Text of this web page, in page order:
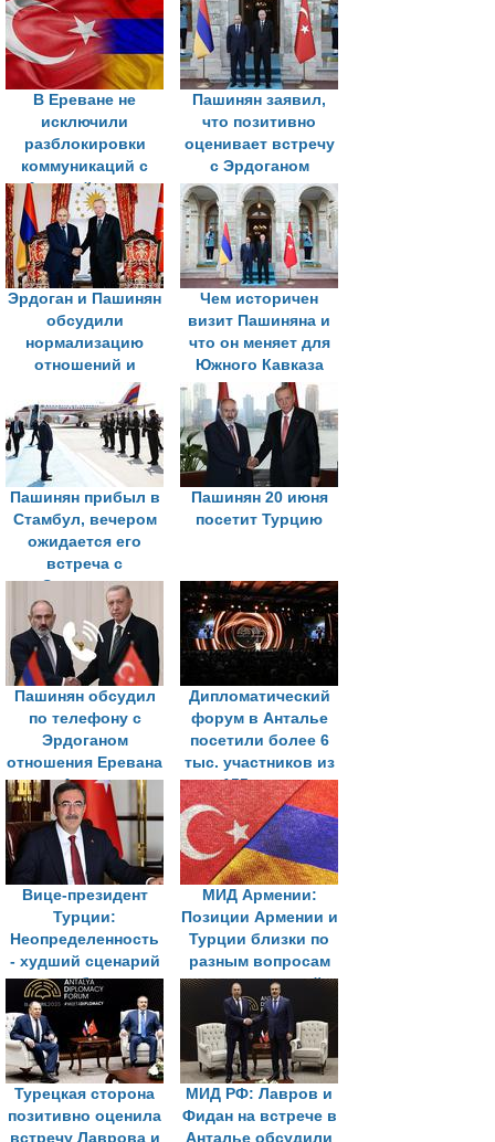
Турции
границ
В Ереване не
исключили
разблокировки
коммуникаций с
Анкарой после
договоренностей с
Баку
Пашинян заявил,
что позитивно
оценивает встречу
с Эрдоганом
Эрдоган и Пашинян
обсудили
нормализацию
отношений и
урегулирование
между Баку и
Ереваном
Чем историчен
визит Пашиняна и
что он меняет для
Южного Кавказа
Пашинян прибыл в
Стамбул, вечером
ожидается его
встреча с
Эрдоганом
Пашинян 20 июня
посетит Турцию
Пашинян обсудил
по телефону с
Эрдоганом
отношения Еревана
и Анкары
Дипломатический
форум в Анталье
посетили более 6
тыс. участников из
155 стран
Вице-президент
Турции:
Неопределенность
- худший сценарий
для глобальных
рынков
МИД Армении:
Позиции Армении и
Турции близки по
разным вопросам
международной
повестки
Турецкая сторона
позитивно оценила
встречу Лаврова и
МИД РФ: Лавров и
Фидан на встрече в
Анталье обсудили